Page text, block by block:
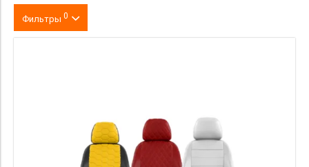
Фильтры 0
Страна происхождения